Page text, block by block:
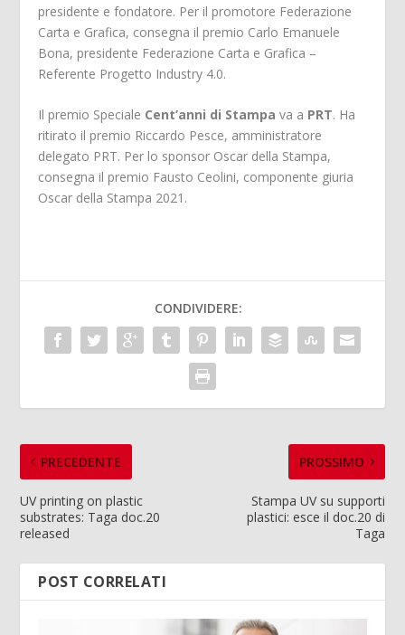
presidente e fondatore. Per il promotore Federazione
Carta e Grafica, consegna il premio Carlo Emanuele
Bona, presidente Federazione Carta e Grafica –
Referente Progetto Industry 4.0.
Il premio Speciale Cent’anni di Stampa va a PRT. Ha
ritirato il premio Riccardo Pesce, amministratore
delegato PRT. Per lo sponsor Oscar della Stampa,
consegna il premio Fausto Ceolini, componente giuria
Oscar della Stampa 2021.
CONDIVIDERE:
PRECEDENTE
UV printing on plastic
substrates: Taga doc.20
released
PROSSIMO
Stampa UV su supporti
plastici: esce il doc.20 di
Taga
POST CORRELATI